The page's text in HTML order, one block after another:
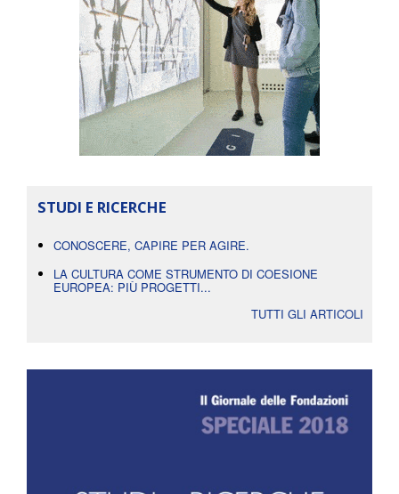
STUDI E RICERCHE
CONOSCERE, CAPIRE PER AGIRE.
LA CULTURA COME STRUMENTO DI COESIONE
EUROPEA: PIÙ PROGETTI...
TUTTI GLI ARTICOLI